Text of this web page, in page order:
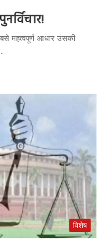
महत्वपूर्ण आधार उसकी
विशेष